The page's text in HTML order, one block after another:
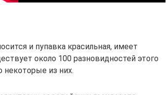
и пупавка красильная, имеет
около 100 разновидностей этого
некоторые из них.